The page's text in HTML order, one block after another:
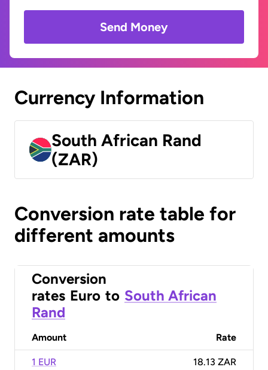
Send Money
Currency Information
South African Rand
(ZAR)
Conversion rate table for
different amounts
Conversion
rates Euro to South African
Rand
Amount Rate
1 EUR 18.13 ZAR